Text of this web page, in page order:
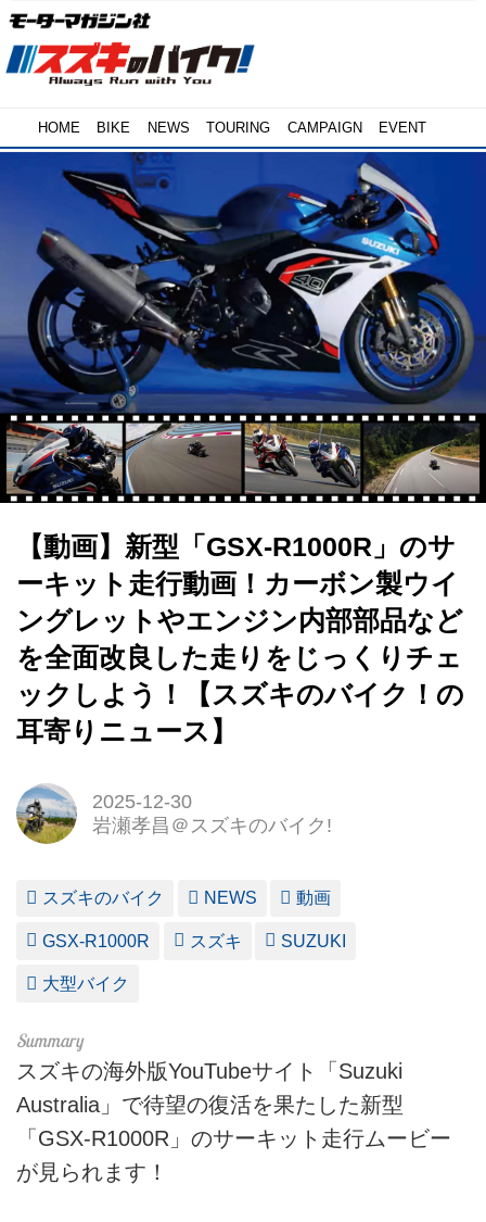
HOME BIKE NEWS TOURING CAMPAIGN EVENT
【動画】新型「GSX-R1000R」のサ
ーキット走行動画！カーボン製ウイ
ングレットやエンジン内部部品など
を全面改良した走りをじっくりチェ
ックしよう！【スズキのバイク！の
耳寄りニュース】
2025-12-30
岩瀬孝昌＠スズキのバイク!
スズキのバイク NEWS 動画
GSX-R1000R スズキ SUZUKI
大型バイク
スズキの海外版YouTubeサイト「Suzuki
Australia」で待望の復活を果たした新型
「GSX-R1000R」のサーキット走行ムービー
が見られます！